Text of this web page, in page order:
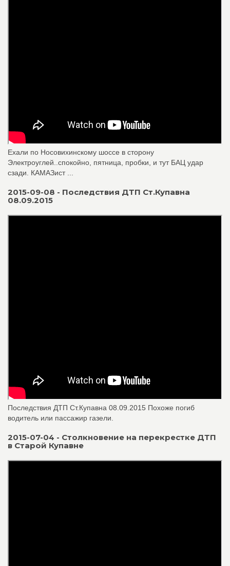
Ехали по Носовихинскому шоссе в сторону
Электроуглей..спокойно, пятница, пробки, и тут БАЦ удар
сзади. КАМАЗист ...
2015-09-08 - Последствия ДТП Ст.Купавна
08.09.2015
Последствия ДТП Ст.Купавна 08.09.2015 Похоже погиб
водитель или пассажир газели.
2015-07-04 - Столкновение на перекрестке ДТП
в Старой Купавне